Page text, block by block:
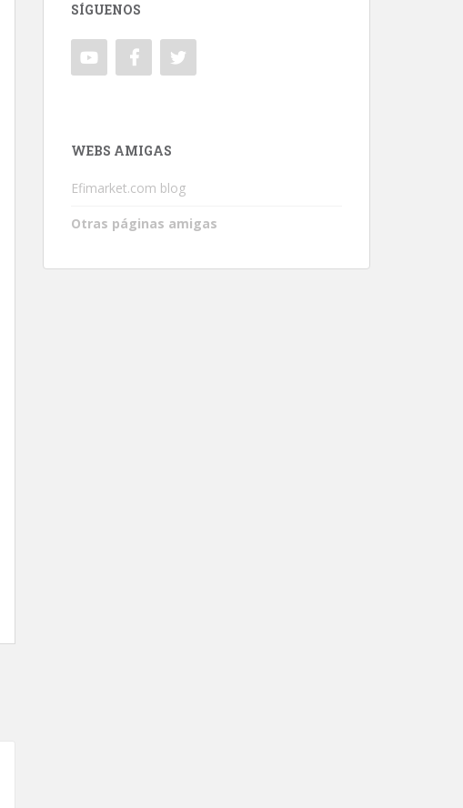
SÍGUENOS
WEBS AMIGAS
Efimarket.com blog
Otras páginas amigas